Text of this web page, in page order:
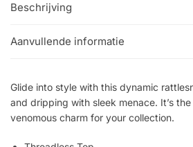
Beschrijving
Aanvullende informatie
Glide into style with this dynamic
and dripping with sleek menace. It’s
venomous charm for your collection.